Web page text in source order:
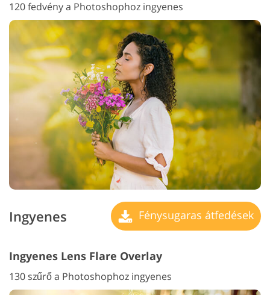
120 fedvény a Photoshophoz ingyenes
Ingyenes Fénysugaras átfedések
Ingyenes Lens Flare Overlay
130 szűrő a Photoshophoz ingyenes